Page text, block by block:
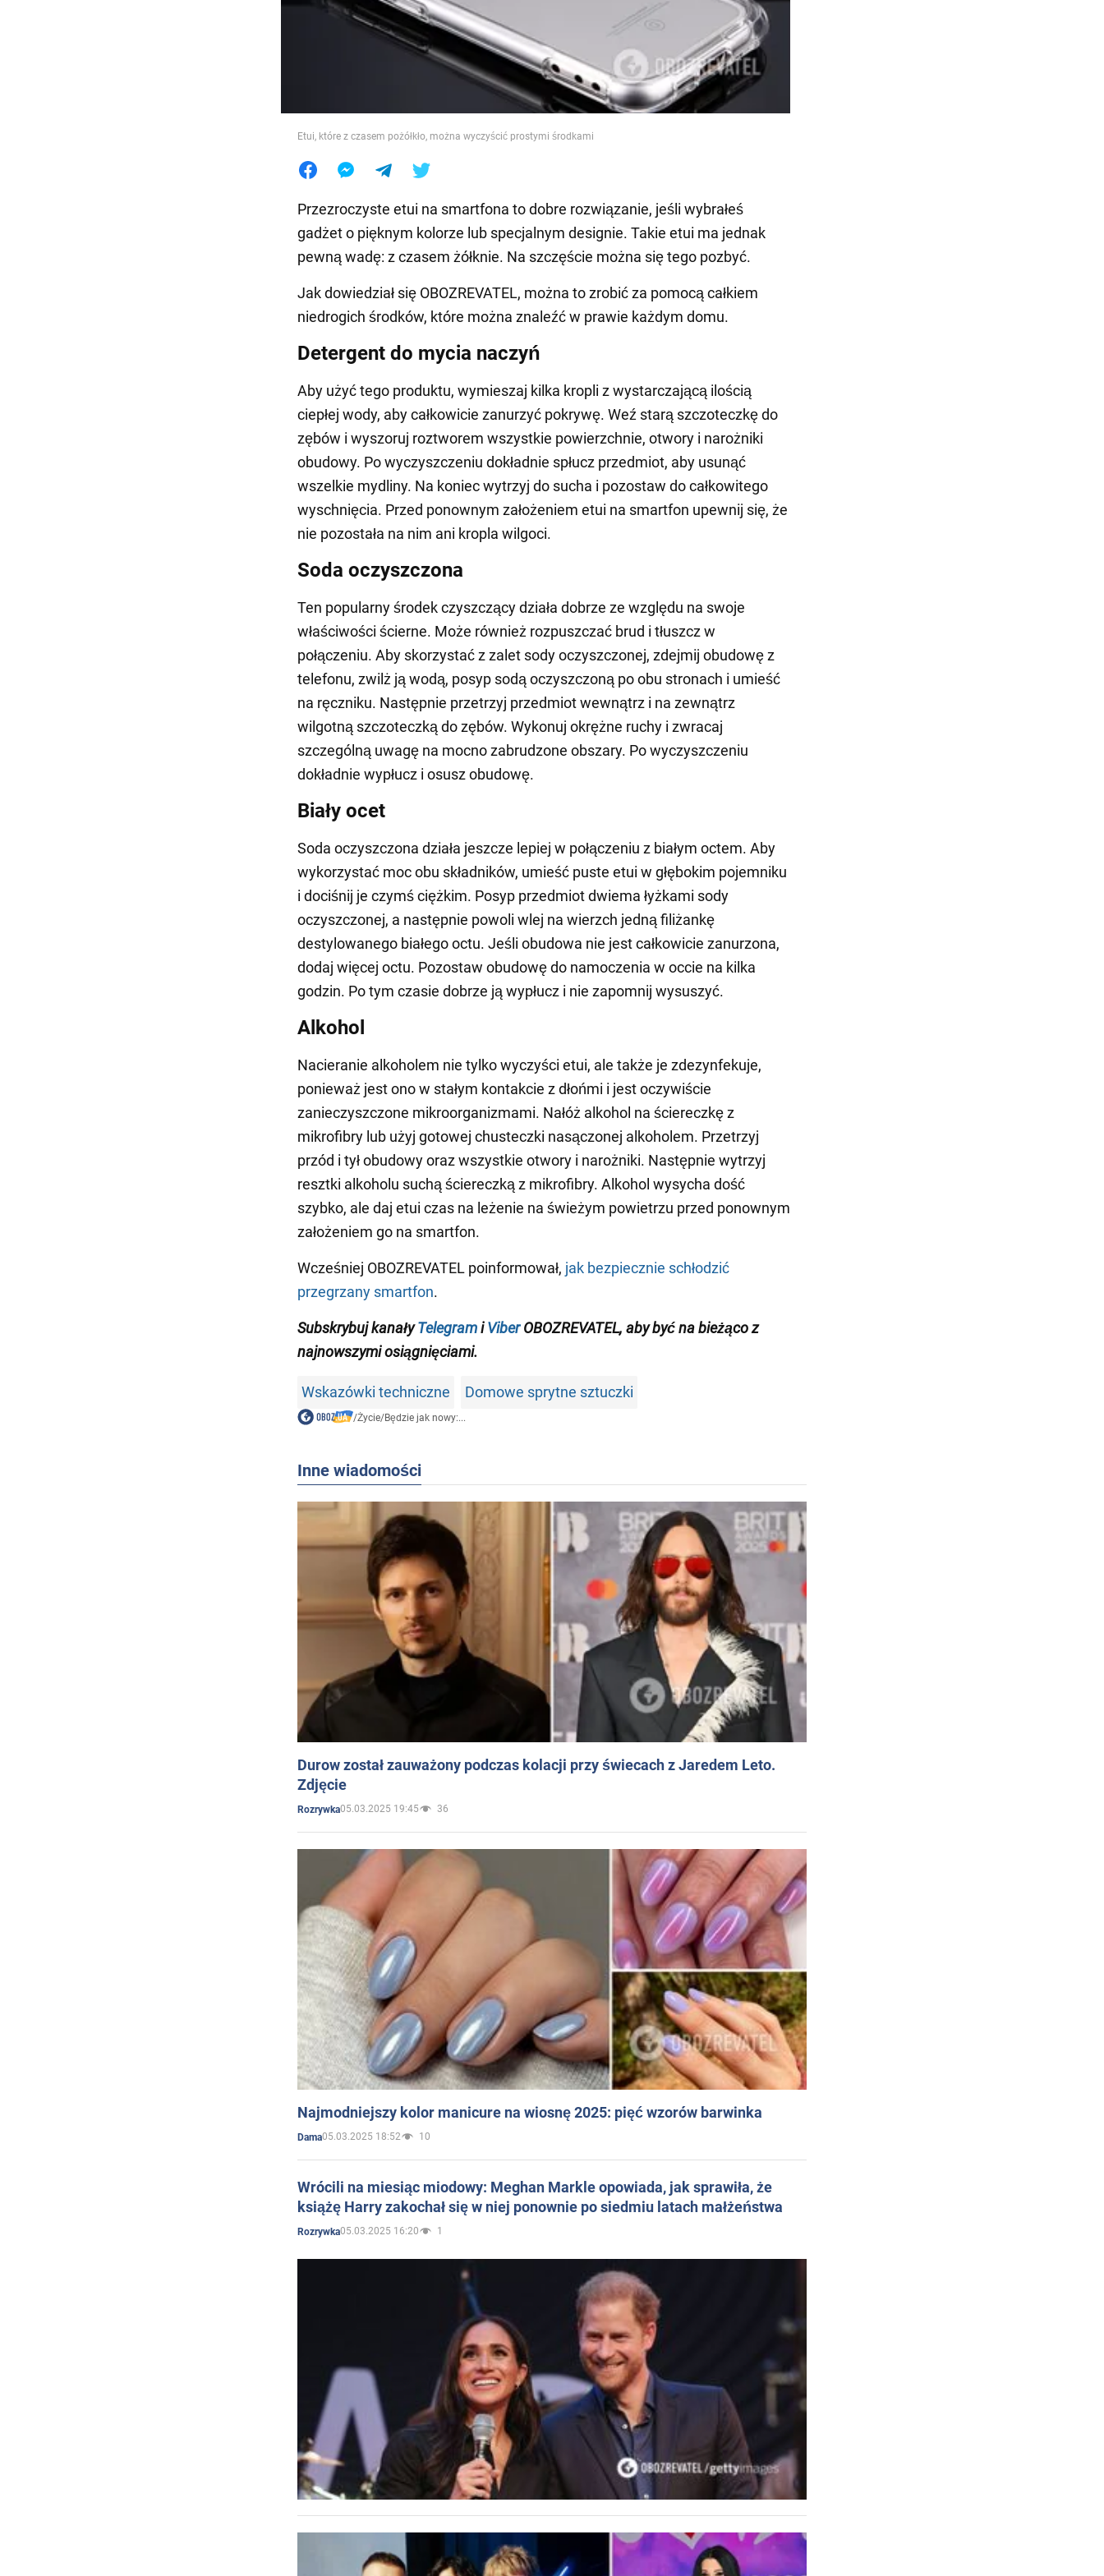
Jedzenie
Etui, które z czasem pożółkło, można wyczyścić prostymi środkami
Przezroczyste etui na smartfona to dobre rozwiązanie, jeśli wybrałeś
gadżet o pięknym kolorze lub specjalnym designie. Takie etui ma jednak
pewną wadę: z czasem żółknie. Na szczęście można się tego pozbyć.
Jak dowiedział się OBOZREVATEL, można to zrobić za pomocą całkiem
niedrogich środków, które można znaleźć w prawie każdym domu.
Detergent do mycia naczyń
Aby użyć tego produktu, wymieszaj kilka kropli z wystarczającą ilością
ciepłej wody, aby całkowicie zanurzyć pokrywę. Weź starą szczoteczkę do
zębów i wyszoruj roztworem wszystkie powierzchnie, otwory i narożniki
obudowy. Po wyczyszczeniu dokładnie spłucz przedmiot, aby usunąć
wszelkie mydliny. Na koniec wytrzyj do sucha i pozostaw do całkowitego
wyschnięcia. Przed ponownym założeniem etui na smartfon upewnij się, że
nie pozostała na nim ani kropla wilgoci.
Soda oczyszczona
Ten popularny środek czyszczący działa dobrze ze względu na swoje
właściwości ścierne. Może również rozpuszczać brud i tłuszcz w
połączeniu. Aby skorzystać z zalet sody oczyszczonej, zdejmij obudowę z
telefonu, zwilż ją wodą, posyp sodą oczyszczoną po obu stronach i umieść
na ręczniku. Następnie przetrzyj przedmiot wewnątrz i na zewnątrz
wilgotną szczoteczką do zębów. Wykonuj okrężne ruchy i zwracaj
szczególną uwagę na mocno zabrudzone obszary. Po wyczyszczeniu
dokładnie wypłucz i osusz obudowę.
Biały ocet
Soda oczyszczona działa jeszcze lepiej w połączeniu z białym octem. Aby
wykorzystać moc obu składników, umieść puste etui w głębokim pojemniku
i dociśnij je czymś ciężkim. Posyp przedmiot dwiema łyżkami sody
oczyszczonej, a następnie powoli wlej na wierzch jedną filiżankę
destylowanego białego octu. Jeśli obudowa nie jest całkowicie zanurzona,
dodaj więcej octu. Pozostaw obudowę do namoczenia w occie na kilka
godzin. Po tym czasie dobrze ją wypłucz i nie zapomnij wysuszyć.
Alkohol
Nacieranie alkoholem nie tylko wyczyści etui, ale także je zdezynfekuje,
ponieważ jest ono w stałym kontakcie z dłońmi i jest oczywiście
zanieczyszczone mikroorganizmami. Nałóż alkohol na ściereczkę z
mikrofibry lub użyj gotowej chusteczki nasączonej alkoholem. Przetrzyj
przód i tył obudowy oraz wszystkie otwory i narożniki. Następnie wytrzyj
resztki alkoholu suchą ściereczką z mikrofibry. Alkohol wysycha dość
szybko, ale daj etui czas na leżenie na świeżym powietrzu przed ponownym
założeniem go na smartfon.
Wcześniej OBOZREVATEL poinformował, jak bezpiecznie schłodzić
przegrzany smartfon.
SubskrybujkanałyTelegramiViberOBOZREVATEL, abybyć na bieżąco z
najnowszymi osiągnięciami.
Wskazówki techniczne Domowe sprytne sztuczki
/Życie/Będzie jak nowy:...
Inne wiadomości
Durow został zauważony podczas kolacji przy świecach z Jaredem Leto.
Zdjęcie
Rozrywka05.03.2025 19:45 36
Najmodniejszy kolor manicure na wiosnę 2025: pięć wzorów barwinka
Dama05.03.2025 18:52 10
Wrócili na miesiąc miodowy: Meghan Markle opowiada, jak sprawiła, że
książę Harry zakochał się w niej ponownie po siedmiu latach małżeństwa
Rozrywka05.03.2025 16:20 1